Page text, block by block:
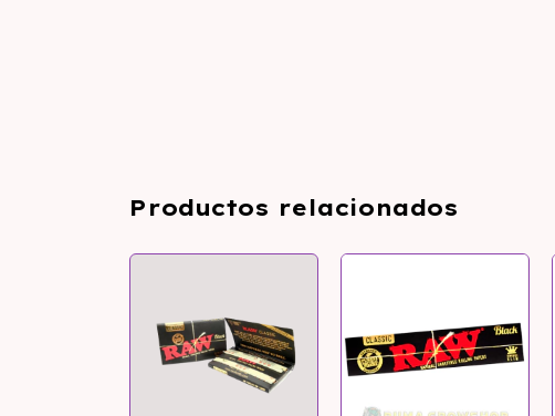
Productos relacionados